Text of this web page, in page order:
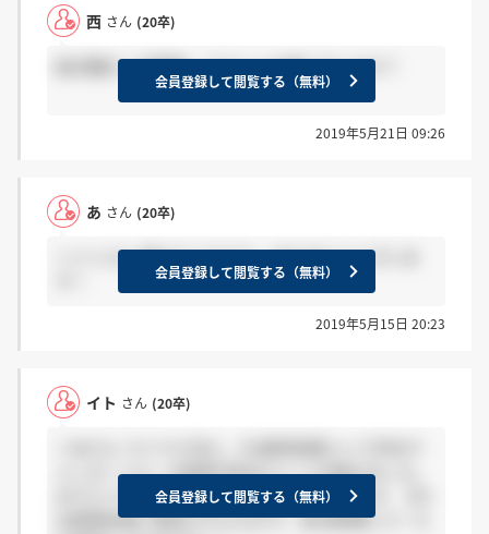
西 さん (20卒)
総合職の一次面接、どういった感じでしたか？
会員登録して閲覧する（無料）
2019年5月21日 09:26
あ さん (20卒)
＞イトさん 教えてくださり。ありがとうございま
会員登録して閲覧する（無料）
2019年5月15日 20:23
イト さん (20卒)
メッセージと一次選考予約のページが届きました。
おそらくESの結果なのではないかと思います。 (ES
は説明会後に配信されたもので、担当者様にメール
会員登録して閲覧する（無料）